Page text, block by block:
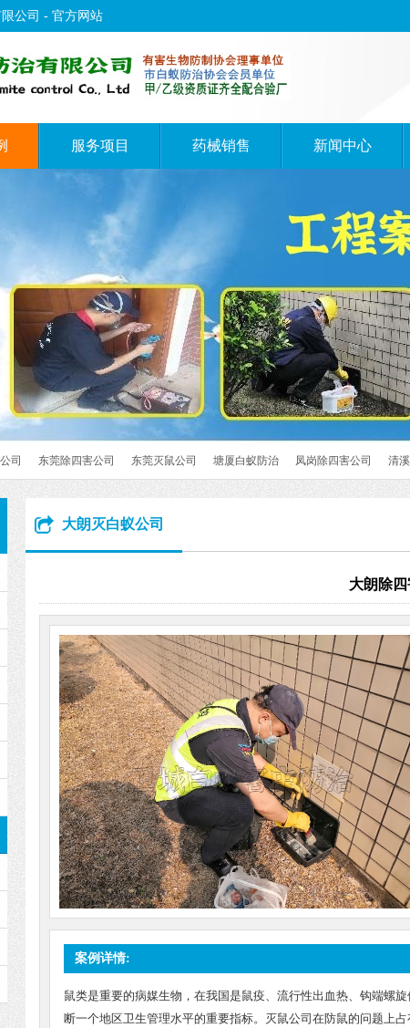
公司 - 官方网站
服务项目 药械销售 新闻中心
司 东莞除四害公司 东莞灭鼠公司 塘厦白蚁防治 凤岗除四害公司 清
大朗灭白蚁公司
大朗除
案例详情:
鼠类是重要的病媒生物，在我国是鼠疫、流行性出血热、钩端螺
断一个地区卫生管理水平的重要指标。灭鼠公司在防鼠的问题上